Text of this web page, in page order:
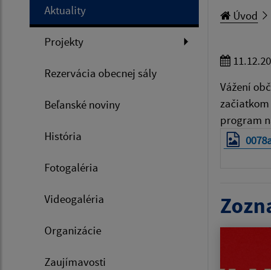
Aktuality
Projekty
Rezervácia obecnej sály
Beľanské noviny
História
Fotogaléria
Videogaléria
Organizácie
Zaujímavosti
Úvod
Vážení
začiatkom
program